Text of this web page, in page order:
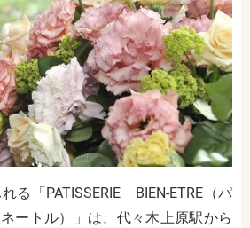
る「PATISSERIE BIEN-ETRE（パ
ートル）」は、 代々木上原駅から